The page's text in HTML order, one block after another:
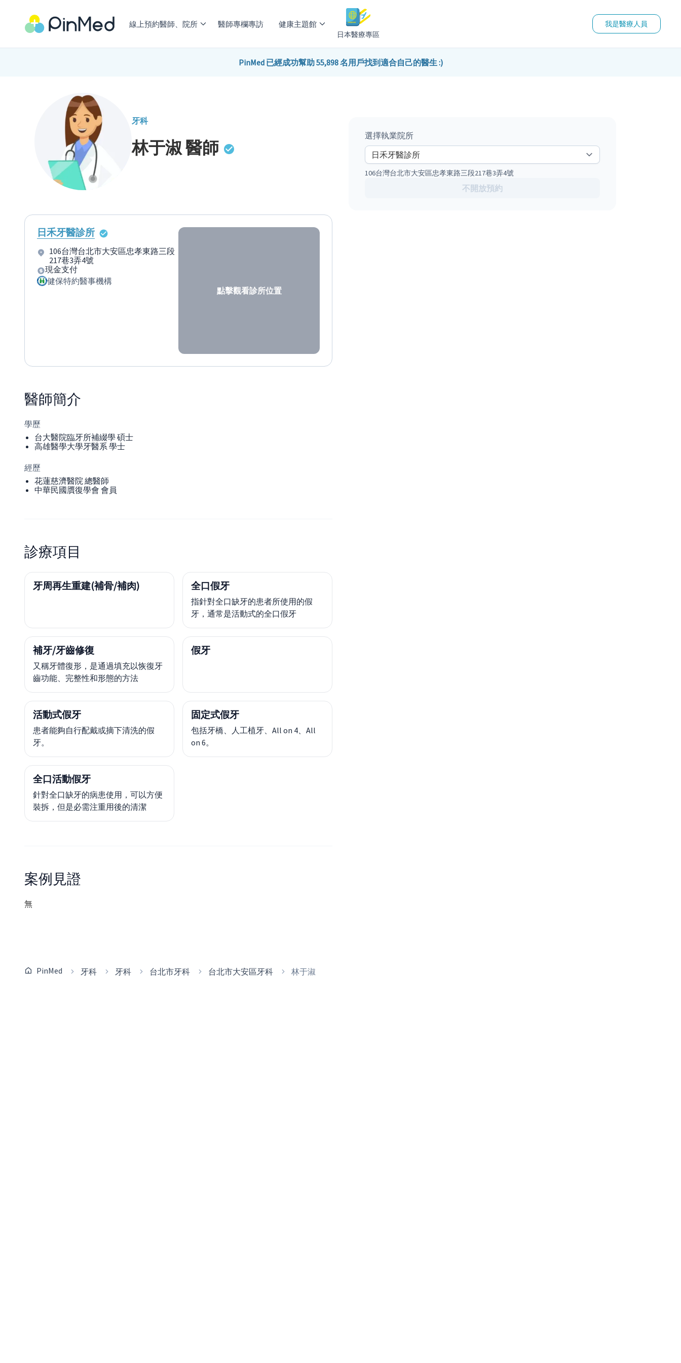
線上預約醫師、院所 醫師專欄專訪 健康主題館
日本醫療專區
我是醫療人員
PinMed 已經成功幫助 55,898 名用戶找到適合自己的醫生 :)
牙科
林于淑醫師
日禾牙醫診所
106台灣台北市大安區忠孝東路三段
217巷3弄4號
現金支付
健保特約醫事機構
點擊觀看診所位置
醫師簡介
學歷
台大醫院臨牙所補綴學 碩士
高雄醫學大學牙醫系 學士
經歷
花蓮慈濟醫院 總醫師
中華民國贋復學會 會員
診療項目
牙周再生重建(補骨/補肉) 全口假牙
指針對全口缺牙的患者所使用的假
牙，通常是活動式的全口假牙
補牙/牙齒修復
又稱牙體復形，是通過填充以恢復牙
齒功能、完整性和形態的方法
假牙
活動式假牙
患者能夠自行配戴或摘下清洗的假
牙。
固定式假牙
包括牙橋、人工植牙、All on 4、All
on 6。
全口活動假牙
針對全口缺牙的病患使用，可以方便
裝拆，但是必需注重用後的清潔
案例見證
無
PinMed 牙科 牙科 台北市牙科 台北市大安區牙科 林于淑
選擇執業院所
106台灣台北市大安區忠孝東路三段217巷3弄4號
不開放預約